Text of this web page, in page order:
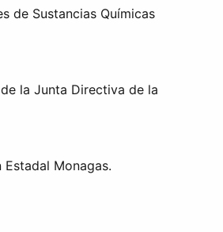
de Sustancias Químicas
la Junta Directiva de la
Monagas.